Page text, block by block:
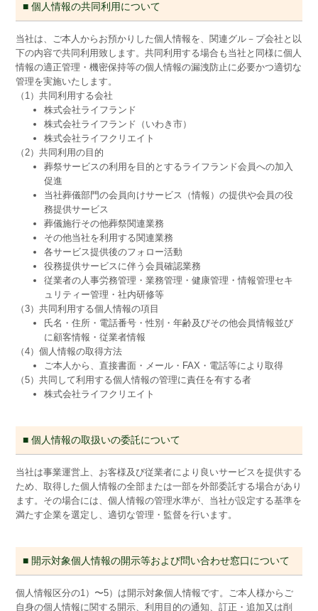
■ 個人情報の共同利用について
当社は、ご本人からお預かりした個人情報を、関連グル－プ会社と以
下の内容で共同利用致します。共同利用する場合も当社と同様に個人
情報の適正管理・機密保持等の個人情報の漏洩防止に必要かつ適切な
管理を実施いたします。
（1）共同利用する会社
株式会社ライフランド
株式会社ライフランド（いわき市）
株式会社ライフクリエイト
（2）共同利用の目的
葬祭サービスの利用を目的とするライフランド会員への加入
促進
当社葬儀部門の会員向けサービス（情報）の提供や会員の役
務提供サービス
葬儀施行その他葬祭関連業務
その他当社を利用する関連業務
各サービス提供後のフォロー活動
役務提供サービスに伴う会員確認業務
従業者の人事労務管理・業務管理・健康管理・情報管理セキ
ュリティー管理・社内研修等
（3）共同利用する個人情報の項目
氏名・住所・電話番号・性別・年齢及びその他会員情報並び
に顧客情報・従業者情報
（4）個人情報の取得方法
ご本人から、直接書面・メール・FAX・電話等により取得
（5）共同して利用する個人情報の管理に責任を有する者
株式会社ライフクリエイト
■ 個人情報の取扱いの委託について
当社は事業運営上、お客様及び従業者により良いサービスを提供する
ため、取得した個人情報の全部または一部を外部委託する場合があり
ます。その場合には、個人情報の管理水準が、当社が設定する基準を
満たす企業を選定し、適切な管理・監督を行います。
■ 開示対象個人情報の開示等および問い合わせ窓口について
個人情報区分の1）〜5）は開示対象個人情報です。ご本人様からご
自身の個人情報に関する開示、利用目的の通知、訂正・追加又は削